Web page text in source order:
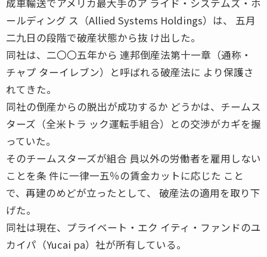
ールディング ス（Allied Systems Holdings）は、 五月
二九日の段階で破産状態から抜 け出した。
同社は、二〇〇五年から 連邦倒産法第十一章（通称・
チャプ ターイレブン）と呼ばれる破産法に より保護さ
れてきた。
同社の倒産からの脱出が成功するか どうかは、チームス
ターズ（全米トラ ック運転手組合）との交渉がカギを握
っていた。
そのチームスターズが組合 員以外の労働者を雇用しない
ことを条 件に一律一五％の賃金カットに応じた こと
で、再建のめどが立ったとして、 破産法の適用を取り下
げた。
同社は現在、プライベート・エク イティ・ファンドのユ
カイパ（Yucai pa）社が所有している。